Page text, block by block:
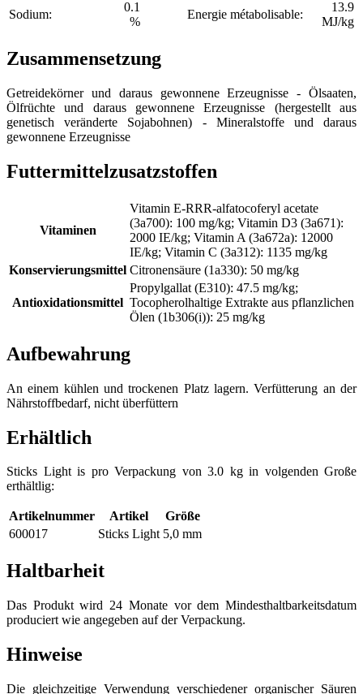
Sodium:
0.1
%
Energie métabolisable:
13.9
MJ/kg
Zusammensetzung
Getreidekörner und daraus gewonnene Erzeugnisse - Ölsaaten,
Ölfrüchte und daraus gewonnene Erzeugnisse (hergestellt aus
genetisch veränderte Sojabohnen) - Mineralstoffe und daraus
gewonnene Erzeugnisse
Futtermittelzusatzstoffen
Vitaminen
Vitamin E-RRR-alfatocoferyl acetate
(3a700): 100 mg/kg; Vitamin D3 (3a671):
2000 IE/kg; Vitamin A (3a672a): 12000
IE/kg; Vitamin C (3a312): 1135 mg/kg
Konservierungsmittel Citronensäure (1a330): 50 mg/kg
Antioxidationsmittel
Propylgallat (E310): 47.5 mg/kg;
Tocopherolhaltige Extrakte aus pflanzlichen
Ölen (1b306(i)): 25 mg/kg
Aufbewahrung
An einem kühlen und trockenen Platz lagern. Verfütterung an der
Nährstoffbedarf, nicht überfüttern
Erhältlich
Sticks Light is pro Verpackung von 3.0 kg in volgenden Große
erthältlig:
Artikelnummer Artikel
Größe
600017
Sticks Light 5,0 mm
Haltbarheit
Das Produkt wird 24 Monate vor dem Mindesthaltbarkeitsdatum
produciert wie angegeben auf der Verpackung.
Hinweise
Die gleichzeitige Verwendung verschiedener organischer Säuren